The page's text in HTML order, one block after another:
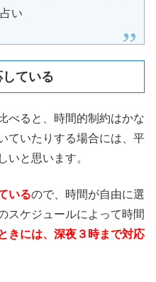
い
ている
べると、時間的制約はかな
ていたりする場合には、平
いと思います。
いるので、時間が自由に選
スケジュールによって時間
きには、深夜３時まで対応